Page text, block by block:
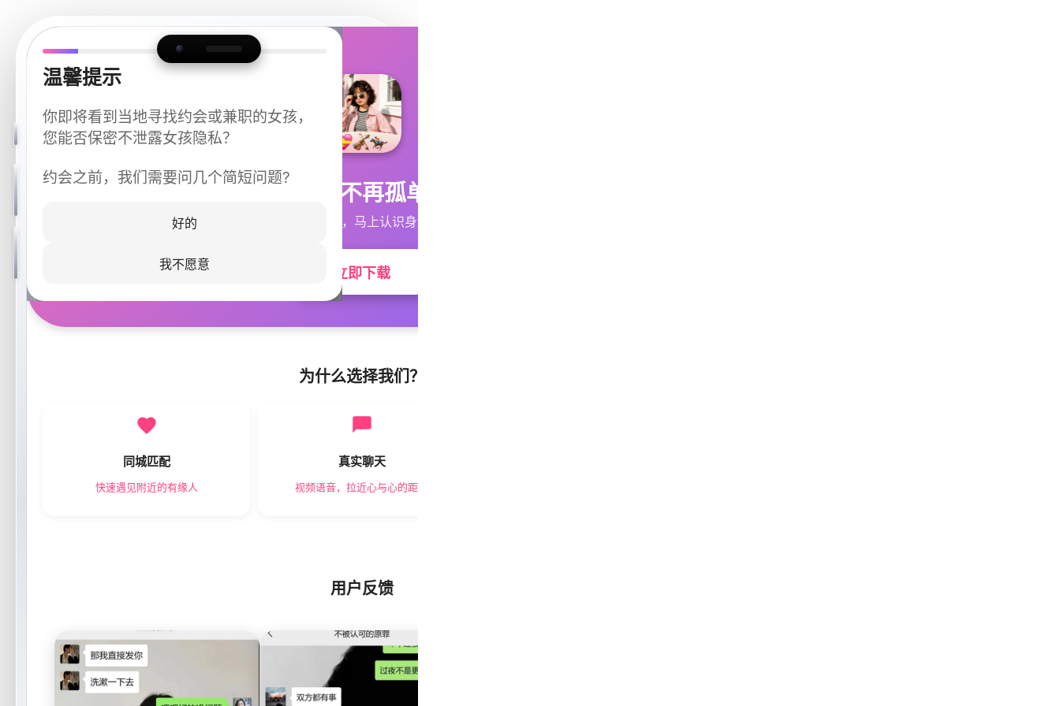
温馨提示
你即将看到当地寻找约会或兼职的女孩，
您能否保密不泄露女孩隐私？
约会之前，我们需要问几个简短问题?
好的
我不愿意
今晚不再孤单
同城快速匹配，马上认识身边的TA
立即下载
为什么选择我们？
同城匹配
快速遇见附近的有缘人
真实聊天
视频语音，拉近心与心的距离
用户反馈